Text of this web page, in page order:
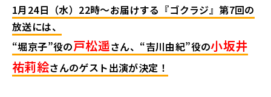
1月24日（水）22時～お届けする『ゴクラジ』第7回の
放送には、
“堀京子”役の戸松遥さん、“吉川由紀”役の小坂井
祐莉絵さんのゲスト出演が決定！